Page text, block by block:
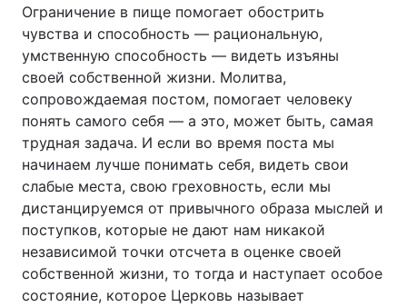
Ограничение в пище помогает обострить
чувства и способность — рациональную,
умственную способность — видеть изъяны
своей собственной жизни. Молитва,
сопровождаемая постом, помогает человеку
понять самого себя — а это, может быть, самая
трудная задача. И если во время поста мы
начинаем лучше понимать себя, видеть свои
слабые места, свою греховность, если мы
дистанцируемся от привычного образа мыслей и
поступков, которые не дают нам никакой
независимой точки отсчета в оценке своей
собственной жизни, то тогда и наступает особое
состояние, которое Церковь называет